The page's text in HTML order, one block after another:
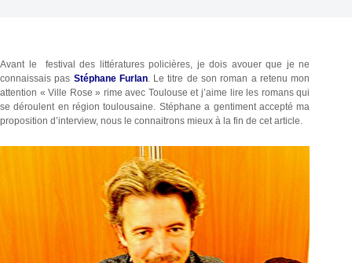
Avant le festival des littératures policières, je dois avouer que je ne
connaissais pas Stéphane Furlan. Le titre de son roman a retenu mon
attention « Ville Rose » rime avec Toulouse et j’aime lire les romans qui
se déroulent en région toulousaine. Stéphane a gentiment accepté ma
proposition d’interview, nous le connaitrons mieux à la fin de cet article.